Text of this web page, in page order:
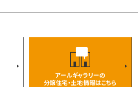
アールギャラリーの
分譲住宅・土地情報はこちら